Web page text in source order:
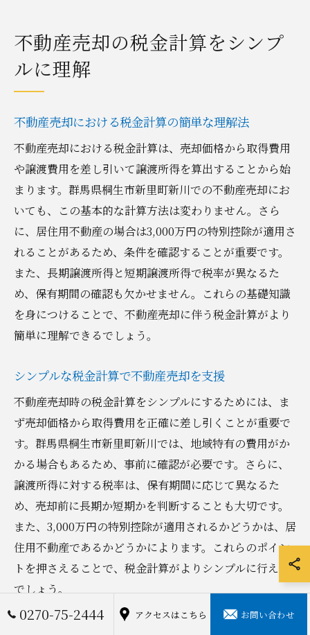
不動産売却の税金計算をシンプ
ルに理解
不動産売却における税金計算の簡単な理解法
不動産売却における税金計算は、売却価格から取得費用
や譲渡費用を差し引いて譲渡所得を算出することから始
まります。群馬県桐生市新里町新川での不動産売却にお
いても、この基本的な計算方法は変わりません。さら
に、居住用不動産の場合は3,000万円の特別控除が適用さ
れることがあるため、条件を確認することが重要です。
また、長期譲渡所得と短期譲渡所得で税率が異なるた
め、保有期間の確認も欠かせません。これらの基礎知識
を身につけることで、不動産売却に伴う税金計算がより
簡単に理解できるでしょう。
シンプルな税金計算で不動産売却を支援
不動産売却時の税金計算をシンプルにするためには、ま
ず売却価格から取得費用を正確に差し引くことが重要で
す。群馬県桐生市新里町新川では、地域特有の費用がか
かる場合もあるため、事前に確認が必要です。さらに、
譲渡所得に対する税率は、保有期間に応じて異なるた
め、売却前に長期か短期かを判断することも大切です。
また、3,000万円の特別控除が適用されるかどうかは、居
住用不動産であるかどうかによります。これらのポイン
トを押さえることで、税金計算がよりシンプルに行える
でしょう。
0270-75-2444 アクセスはこちら お問い合わせ